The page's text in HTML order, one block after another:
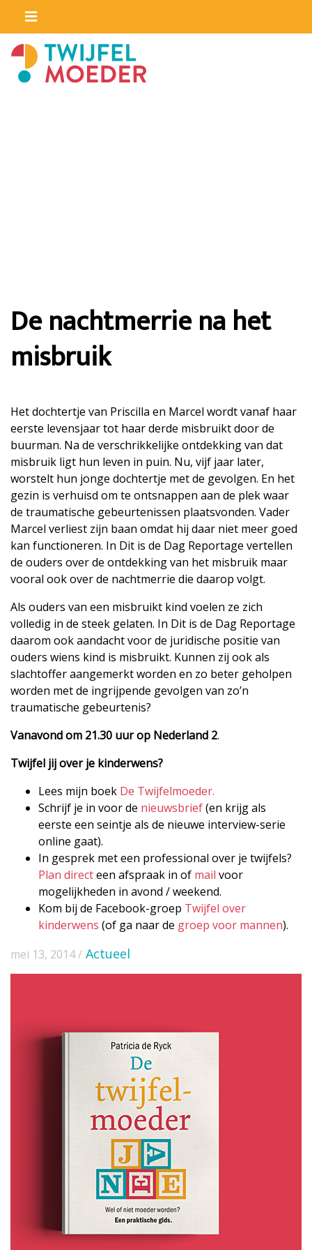
De nachtmerrie na het
misbruik
Het dochtertje van Priscilla en Marcel wordt vanaf haar
eerste levensjaar tot haar derde misbruikt door de
buurman. Na de verschrikkelijke ontdekking van dat
misbruik ligt hun leven in puin. Nu, vijf jaar later,
worstelt hun jonge dochtertje met de gevolgen. En het
gezin is verhuisd om te ontsnappen aan de plek waar
de traumatische gebeurtenissen plaatsvonden. Vader
Marcel verliest zijn baan omdat hij daar niet meer goed
kan functioneren. In Dit is de Dag Reportage vertellen
de ouders over de ontdekking van het misbruik maar
vooral ook over de nachtmerrie die daarop volgt.
Als ouders van een misbruikt kind voelen ze zich
volledig in de steek gelaten. In Dit is de Dag Reportage
daarom ook aandacht voor de juridische positie van
ouders wiens kind is misbruikt. Kunnen zij ook als
slachtoffer aangemerkt worden en zo beter geholpen
worden met de ingrijpende gevolgen van zo’n
traumatische gebeurtenis?
Vanavond om 21.30 uur op Nederland 2.
Twijfel jij over je kinderwens?
Lees mijn boek De Twijfelmoeder.
Schrijf je in voor de nieuwsbrief(en krijg als
eerste een seintje als de nieuwe interview-serie
online gaat).
In gesprek met een professional over je twijfels?
Plan directeen afspraak in of mail voor
mogelijkheden in avond / weekend.
Kom bij de Facebook-groep Twijfel over
kinderwens (of ga naar de groep voor mannen).
mei 13, 2014 / Actueel